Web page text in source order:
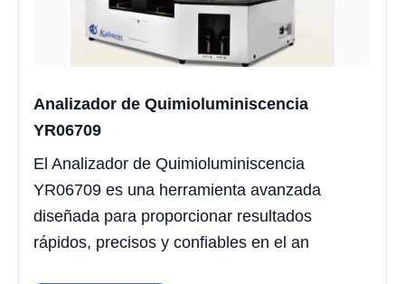
Analizador de Quimioluminiscencia
YR06709
El Analizador de Quimioluminiscencia
YR06709 es una herramienta avanzada
diseñada para proporcionar resultados
rápidos, precisos y confiables en el an